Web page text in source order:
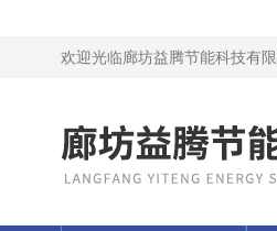
欢迎光临廊坊益腾节能科技有限